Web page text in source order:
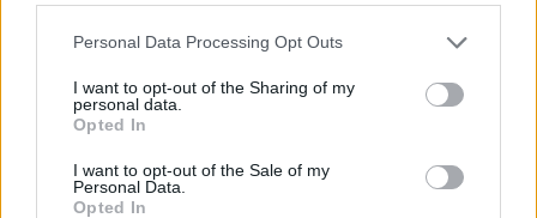
Personal Data Processing Opt Outs
I want to opt-out of the Sharing of my
personal data.
Opted In
I want to opt-out of the Sale of my
Personal Data.
Opted In